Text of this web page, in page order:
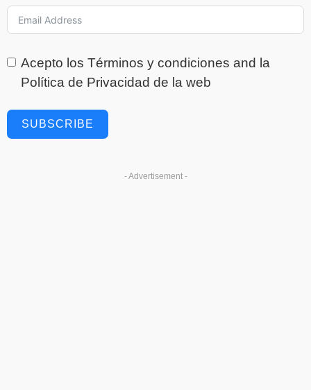
Acepto los Términos y condiciones and la
Política de Privacidad de la web
SUBSCRIBE
- Advertisement -